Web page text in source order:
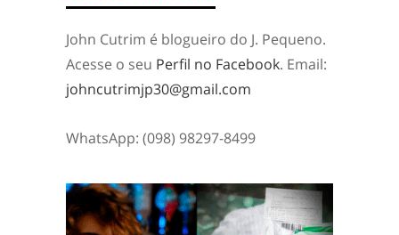
John Cutrim é blogueiro do J. Pequeno.
Acesse o seu Perfil no Facebook. Email:
johncutrimjp30@gmail.com
WhatsApp: (098) 98297-8499